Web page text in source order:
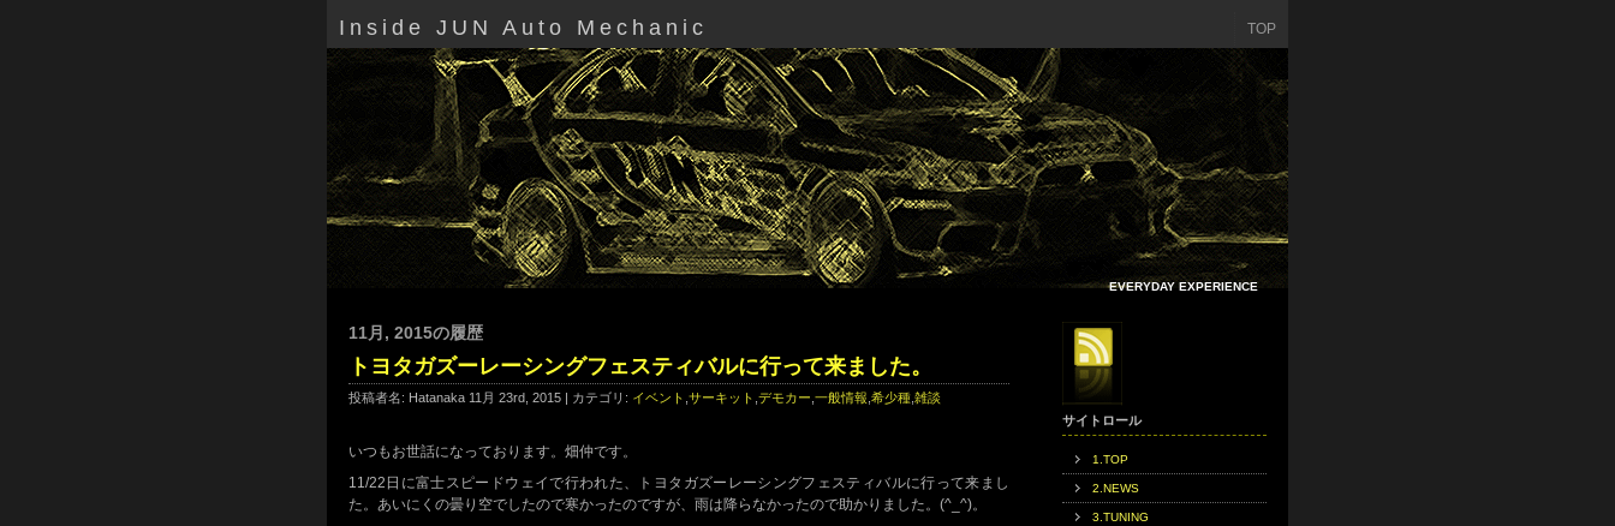
Inside JUN Auto Mechanic TOP
EVERYDAY EXPERIENCE
11月, 2015の履歴
トヨタガズーレーシングフェスティバルに行って来ました。
投稿者名: Hatanaka 11月 23rd, 2015 | カテゴリ: イベント サーキット デモカー 一般情報 希少種 雑談
いつもお世話になっております。畑仲です。
11/22日に富士スピードウェイで行われた、トヨタガズーレーシングフェスティバルに行って来まし
た。あいにくの曇り空でしたので寒かったのですが、雨は降らなかったので助かりました。(^_^)。
サイトロール
1.TOP
2.NEWS
3.TUNING